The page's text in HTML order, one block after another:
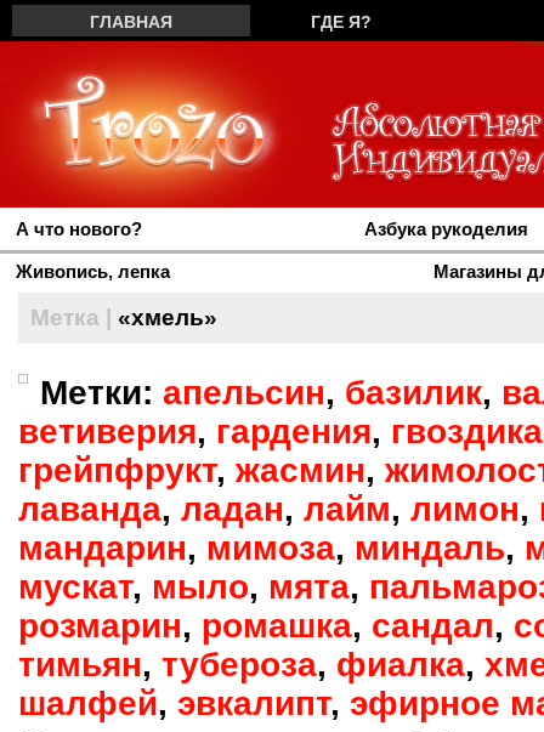
ГЛАВНАЯ
ГДЕ Я?
РЕКЛАМА
А что нового? Азбука рукоделия
Живопись, лепка Магазины
Метка | «хмель»
Метки: апельсин, базилик,
ветиверия, гардения, гвоздика
грейпфрукт, жасмин,
лаванда, ладан, лайм, лимон,
мандарин, мимоза, миндаль,
мускат, мыло, мята,
розмарин, ромашка, сандал,
тимьян, тубероза, фиалка,
шалфей, эвкалипт, эфирное